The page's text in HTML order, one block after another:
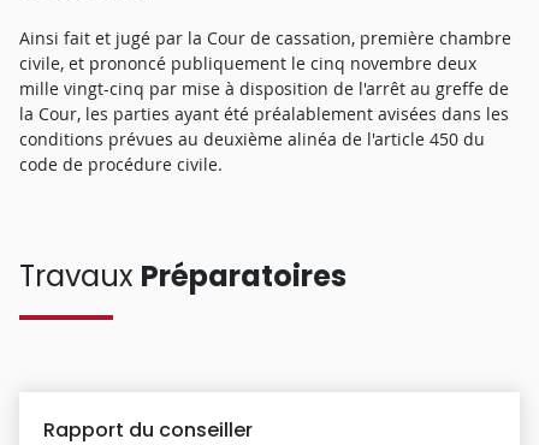
Ainsi fait et jugé par la Cour de cassation, première chambre
civile, et prononcé publiquement le cinq novembre deux
mille vingt-cinq par mise à disposition de l'arrêt au greffe de
la Cour, les parties ayant été préalablement avisées dans les
conditions prévues au deuxième alinéa de l'article 450 du
code de procédure civile.
Travaux Préparatoires
Rapport du conseiller